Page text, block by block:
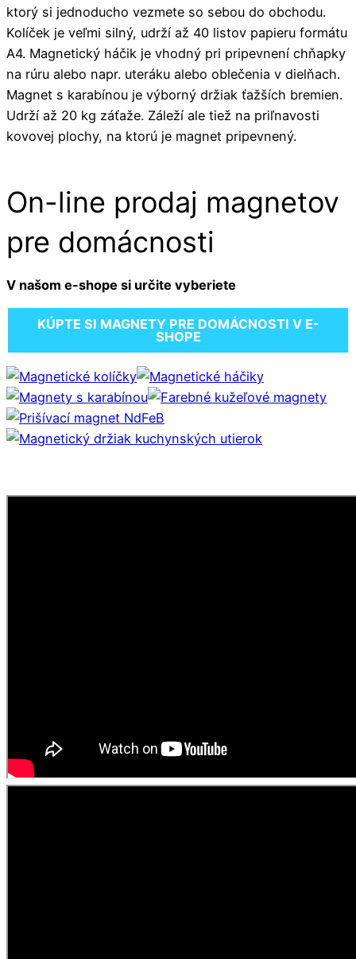
ktorý si jednoducho vezmete so sebou do obchodu.
Kolíček je veľmi silný, udrží až 40 listov papieru formátu
A4. Magnetický háčik je vhodný pri pripevnení chňapky
na rúru alebo napr. uteráku alebo oblečenia v dielňach.
Magnet s karabínou je výborný držiak ťažších bremien.
Udrží až 20 kg záťaže. Záleží ale tiež na priľnavosti
kovovej plochy, na ktorú je magnet pripevnený.
On-line prodaj magnetov
pre domácnosti
V našom e-shope si určite vyberiete
KÚPTE SI MAGNETY PRE DOMÁCNOSTI V E-
SHOPE